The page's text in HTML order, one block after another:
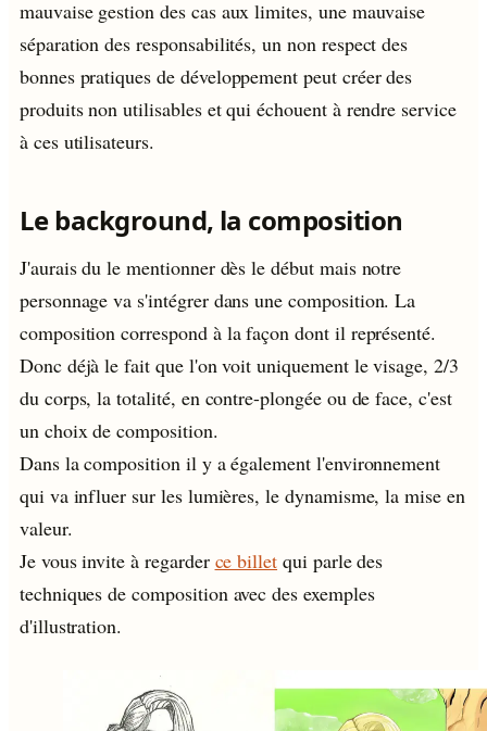
mauvaise gestion des cas aux limites, une mauvaise
séparation des responsabilités, un non respect des
bonnes pratiques de développement peut créer des
produits non utilisables et qui échouent à rendre service
à ces utilisateurs.
Le background, la composition
J'aurais du le mentionner dès le début mais notre
personnage va s'intégrer dans une composition. La
composition correspond à la façon dont il représenté.
Donc déjà le fait que l'on voit uniquement le visage, 2/3
du corps, la totalité, en contre-plongée ou de face, c'est
un choix de composition.
Dans la composition il y a également l'environnement
qui va influer sur les lumières, le dynamisme, la mise en
valeur.
Je vous invite à regarder ce billet qui parle des
techniques de composition avec des exemples
d'illustration.